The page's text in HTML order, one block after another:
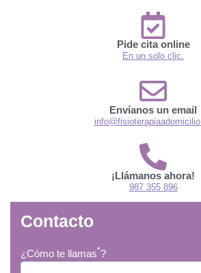
Pide cita online
En un solo clic.
Envíanos un email
¡Llámanos ahora!
987 355 896
Contacto
¿Cómo te llamas*?